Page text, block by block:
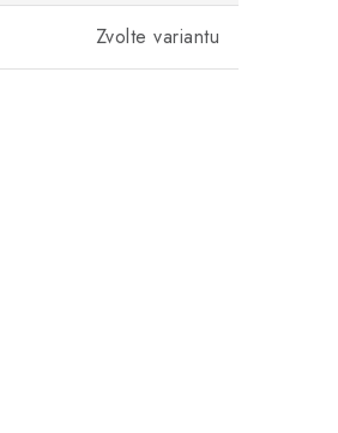
Zvolte variantu